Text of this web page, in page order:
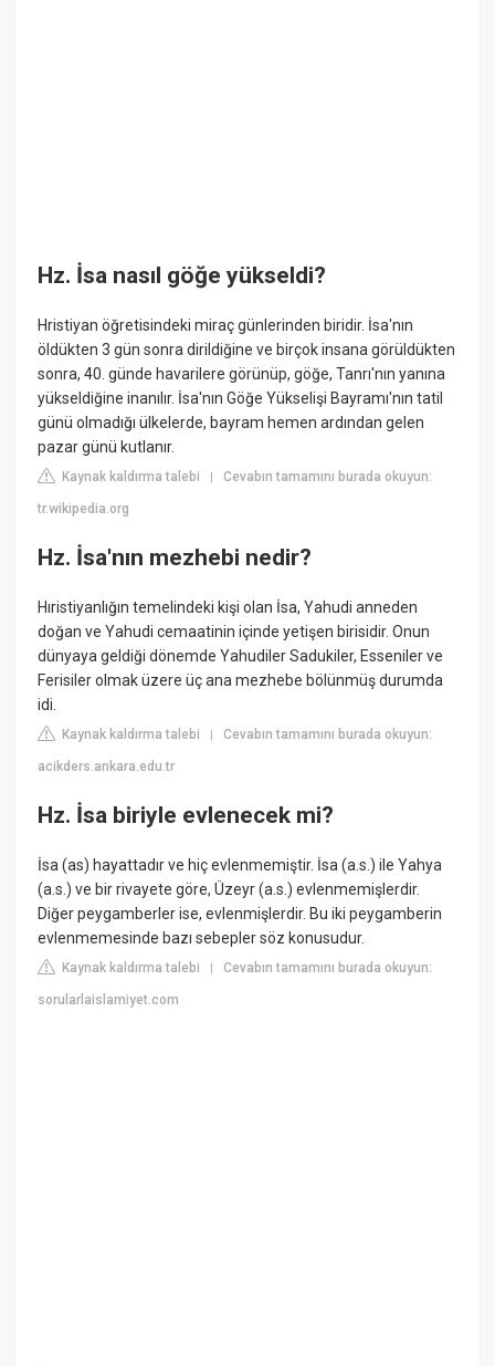
Hz. İsa nasıl göğe yükseldi?
Hristiyan öğretisindeki miraç günlerinden biridir. İsa'nın
öldükten 3 gün sonra dirildiğine ve birçok insana görüldükten
sonra, 40. günde havarilere görünüp, göğe, Tanrı'nın yanına
yükseldiğine inanılır. İsa'nın Göğe Yükselişi Bayramı'nın tatil
günü olmadığı ülkelerde, bayram hemen ardından gelen
pazar günü kutlanır.
Kaynak kaldırma talebi |Cevabın tamamını burada okuyun:
tr.wikipedia.org
Hz. İsa'nın mezhebi nedir?
Hıristiyanlığın temelindeki kişi olan İsa, Yahudi anneden
doğan ve Yahudi cemaatinin içinde yetişen birisidir. Onun
dünyaya geldiği dönemde Yahudiler Sadukiler, Esseniler ve
Ferisiler olmak üzere üç ana mezhebe bölünmüş durumda
idi.
Kaynak kaldırma talebi |Cevabın tamamını burada okuyun:
acikders.ankara.edu.tr
Hz. İsa biriyle evlenecek mi?
İsa (as) hayattadır ve hiç evlenmemiştir. İsa (a.s.) ile Yahya
(a.s.) ve bir rivayete göre, Üzeyr (a.s.) evlenmemişlerdir.
Diğer peygamberler ise, evlenmişlerdir. Bu iki peygamberin
evlenmemesinde bazı sebepler söz konusudur.
Kaynak kaldırma talebi |Cevabın tamamını burada okuyun:
sorularlaislamiyet.com